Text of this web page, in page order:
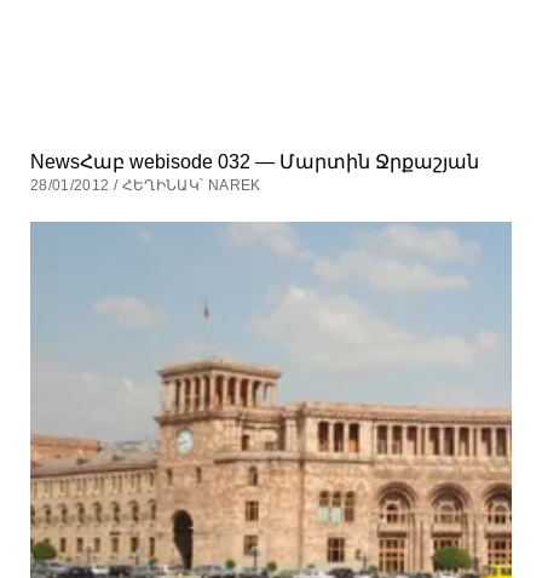
NewsՀաբ webisode 032 — Մարտին Ջրքաշյան
28/01/2012 / ՀԵՂԻՆԱԿ՝ NAREK